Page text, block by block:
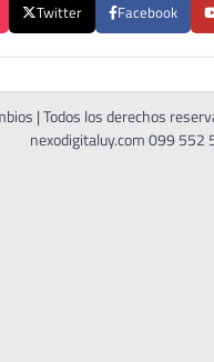
Twitter Facebook